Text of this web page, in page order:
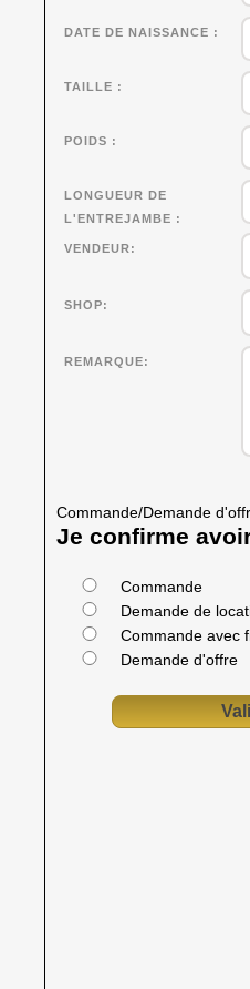
DATE DE NAISSANCE
TAILLE
POIDS
LONGUEUR DE
L'ENTREJAMBE
VENDEUR
SHOP
REMARQUE
Commande/Demande
Je confirme
Commande
Demande de
Commande avec
Demande d'offre